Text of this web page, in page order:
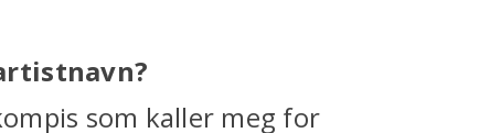
som kaller meg for